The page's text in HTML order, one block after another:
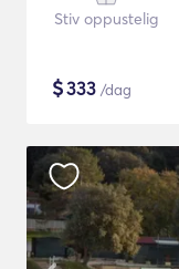
Stiv oppustelig
$333 /dag